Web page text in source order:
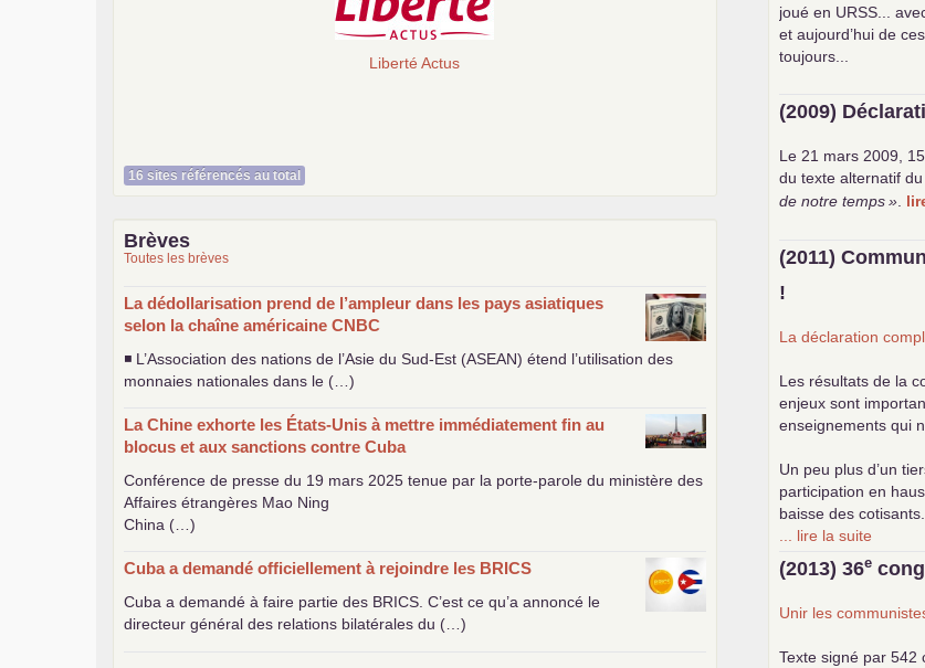
Liberté Actus
16 sites référencés au total
Brèves
Toutes les brèves
La dédollarisation prend de l’ampleur dans les pays asiatiques
selon la chaîne américaine CNBC
◾ L’Association des nations de l’Asie du Sud-Est (ASEAN) étend l’utilisation des
monnaies nationales dans le (…)
La Chine exhorte les États-Unis à mettre immédiatement fin au
blocus et aux sanctions contre Cuba
Conférence de presse du 19 mars 2025 tenue par la porte-parole du ministère des
Affaires étrangères Mao Ning
China (…)
Cuba a demandé officiellement à rejoindre les BRICS
Cuba a demandé à faire partie des BRICS . C’est ce qu’a annoncé le
directeur général des relations bilatérales du (…)
joué en URSS ...
et aujourd’hui de
toujours...
(2009)
Le 21 mars 2009,
du texte alternatif
de notre temps »
(2011)
!
La déclaration
Les résultats de la
enjeux sont
enseignements qui
Un peu plus d’un
participation en
baisse des cotisants.
... lire la suite
(2013) 36e
Unir les
Texte signé par